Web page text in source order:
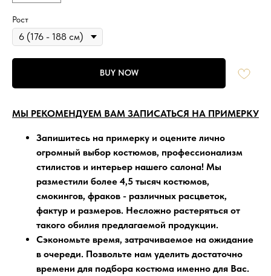
Рост
BUY NOW
МЫ РЕКОМЕНДУЕМ ВАМ ЗАПИСАТЬСЯ НА ПРИМЕРКУ
Запишитесь на примерку и оцените лично
огромный выбор костюмов, профессионализм
стилистов и интерьер нашего салона! Мы
разместили более 4,5 тысяч костюмов,
смокингов, фраков - различных расцветок,
фактур и размеров. Несложно растеряться от
такого обилия предлагаемой продукции.
Сэкономьте время, затрачиваемое на ожидание
в очереди. Позвольте нам уделить достаточно
времени для подбора костюма именно для Вас.